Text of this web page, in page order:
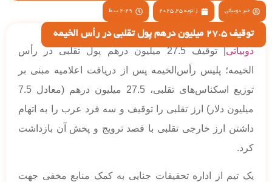
خبر دوبیاتی ژانویه 25, 2025 2:29 ب.ظ
توقیف 27.5 میلیون درهم پول تقلبی در رأس الخیمه
دوبیاتی
| توقیف 27.5 میلیون درهم پول تقلبی در رأس
الخیمه؛ پلیس رأس‌الخیمه پس از دریافت اعلامیه مبنی بر
توزیع اسکناس‌های تقلبی، 27.5 میلیون درهم (معادل 7.5
میلیون دلار) ارز تقلبی را توقیف و سه فرد عرب را به اتهام
داشتن ارز خارجی تقلبی با قصد ترویج و پخش آن بازداشت
کرد.
یک تیم از اداره تحقیقات جنایی به کمک منابع مخفی جهت